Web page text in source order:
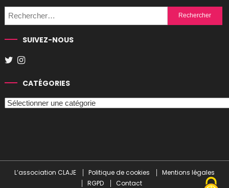
Rechercher :
SUIVEZ-NOUS
CATÉGORIES
Catégories
L’association CLAJE Politique de cookies
Mentions légales
RGPD
Contact